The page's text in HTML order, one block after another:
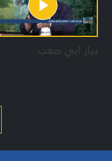
بيار ابي صعب